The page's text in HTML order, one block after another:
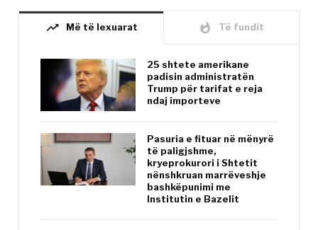
trending_up Më të lexuarat whatshot Të fundit
25 shtete amerikane
padisin administratën
Trump për tarifat e reja
ndaj importeve
Pasuria e fituar në mënyrë
të paligjshme,
kryeprokurori i Shtetit
nënshkruan marrëveshje
bashkëpunimi me
Institutin e Bazelit